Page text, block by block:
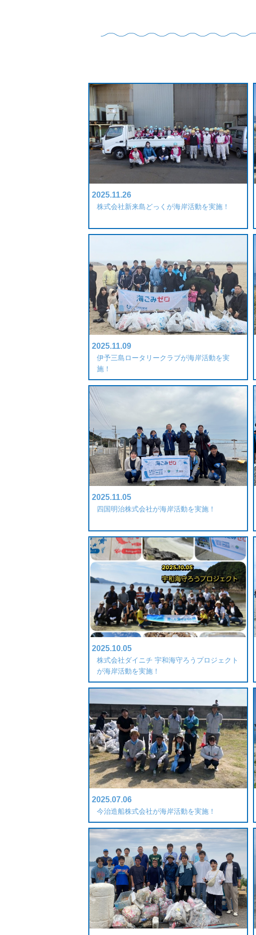
2025.11.26
株式会社新来島どっくが海岸活動を実施！
2025.11.09
伊予三島ロータリークラブが海岸活動を実
施！
2025.11.05
四国明治株式会社が海岸活動を実施！
2025.10.05
株式会社ダイニチ 宇和海守ろうプロジェクト
が海岸活動を実施！
2025.07.06
今治造船株式会社が海岸活動を実施！